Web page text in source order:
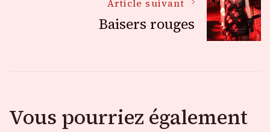
articles
Article suivant
Baisers rouges
Vous pourriez également